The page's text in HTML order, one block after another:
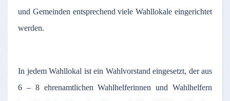
und Gemeinden entsprechend viele Wahllokale eingerichtet
werden.
In jedem Wahllokal ist ein Wahlvorstand eingesetzt, der aus
6 – 8 ehrenamtlichen Wahlhelferinnen und Wahlhelfern